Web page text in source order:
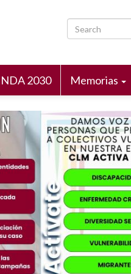
2030 Memorias